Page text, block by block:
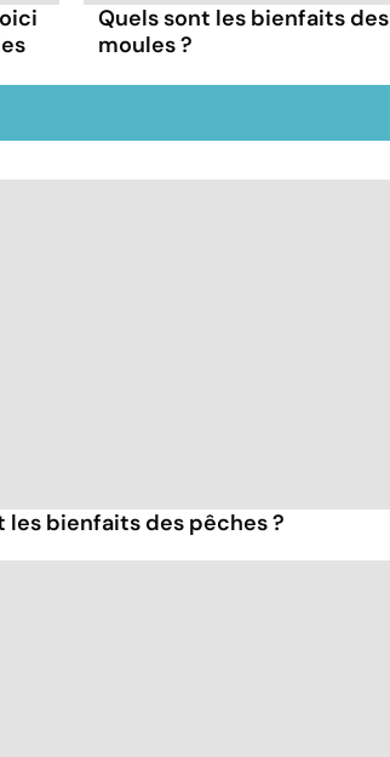
Quels sont les bienfaits des
moules ?
les bienfaits des pêches ?